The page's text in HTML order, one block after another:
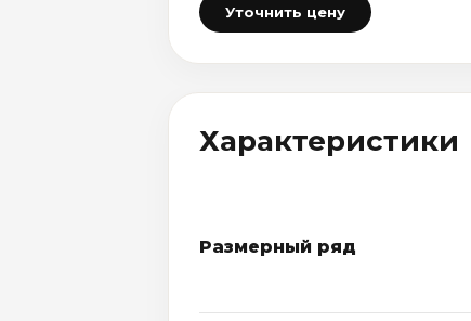
Уточнить цену
Характеристики
Размерный ряд